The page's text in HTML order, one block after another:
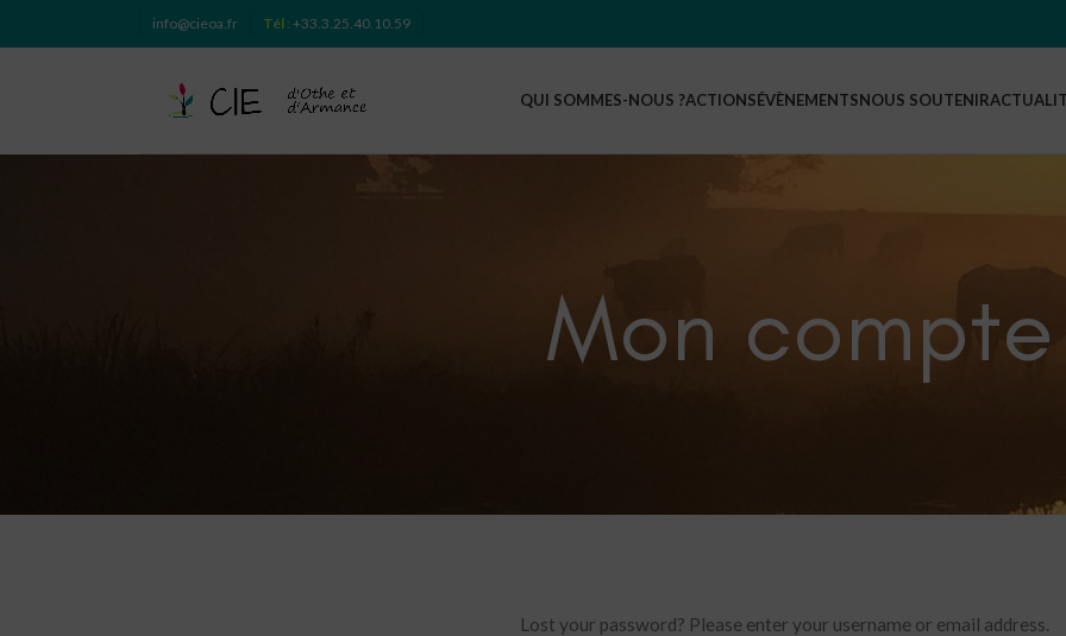
info@cieoa.fr Tél : +33.3.25.40.10.59
QUI SOMMES-NOUS ?ACTIONSÉVÈNEMENTSNOUS SOUTENIR
Mon compte
Lost your password? Please enter your username or email address.